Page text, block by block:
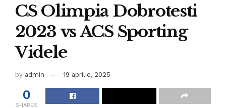
CS Olimpia Dobrotesti
2023 vs ACS Sporting
Videle
by admin 19 aprilie, 2025
0
SHARES